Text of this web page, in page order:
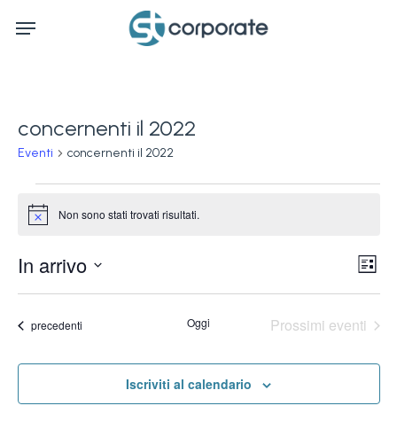
Menu
concernenti il 2022
Eventi concernenti il 2022
Eventi
Notice Non sono stati trovati risultati.
Lista
In arrivo
Seleziona
data.
Eventi
precedenti Oggi Prossimi eventi
Iscriviti al calendario